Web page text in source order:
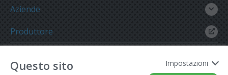
Aziende
Produttore
Questo sito
Impostazioni